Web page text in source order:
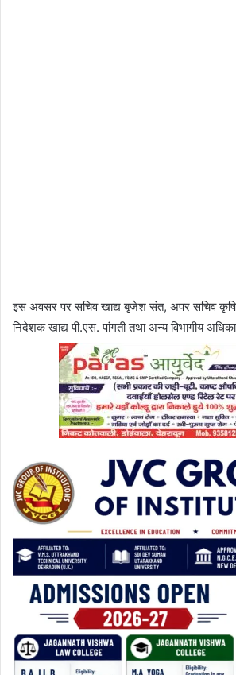
इस अवसर पर सचिव खाद्य बृजेश संत, अपर सचिव कृषि
निदेशक खाद्य पी.एस. पांगती तथा अन्य विभागीय